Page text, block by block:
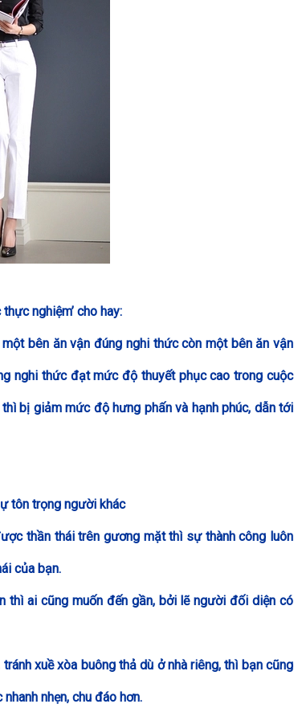
nghiệm’ cho hay:
bên ăn vận đúng nghi thức còn một bên ăn vận
nghi thức đạt mức độ thuyết phục cao trong cuộc
bị giảm mức độ hưng phấn và hạnh phúc, dẫn tới
tôn trọng người khác
thần thái trên gương mặt thì sự thành công luôn
của bạn.
thì ai cũng muốn đến gần, bởi lẽ người đối diện có
xuề xòa buông thả dù ở nhà riêng, thì bạn cũng
nhẹn, chu đáo hơn.